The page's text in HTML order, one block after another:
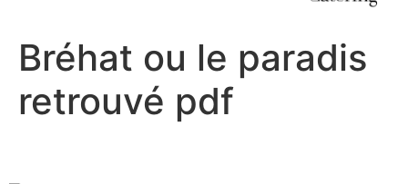
Bréhat ou le paradis
retrouvé pdf